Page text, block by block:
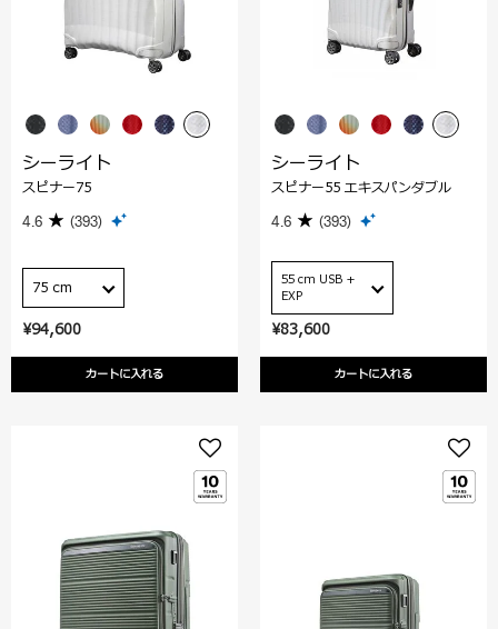
¥94,600
カートに入れる
シーライト
スピナー75
4.6 (393)
75 cm
¥83,600
カートに入れる
シーライト
スピナー55 エキスパンダブル
4.6 (393)
55 cm USB +
EXP